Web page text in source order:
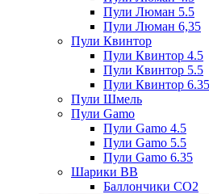
Пули Люман 5.5
Пули Люман 6,35
Пули Квинтор
Пули Квинтор 4.5
Пули Квинтор 5.5
Пули Квинтор 6.35
Пули Шмель
Пули Gamo
Пули Gamo 4.5
Пули Gamo 5.5
Пули Gamo 6.35
Шарики BB
Баллончики CO2